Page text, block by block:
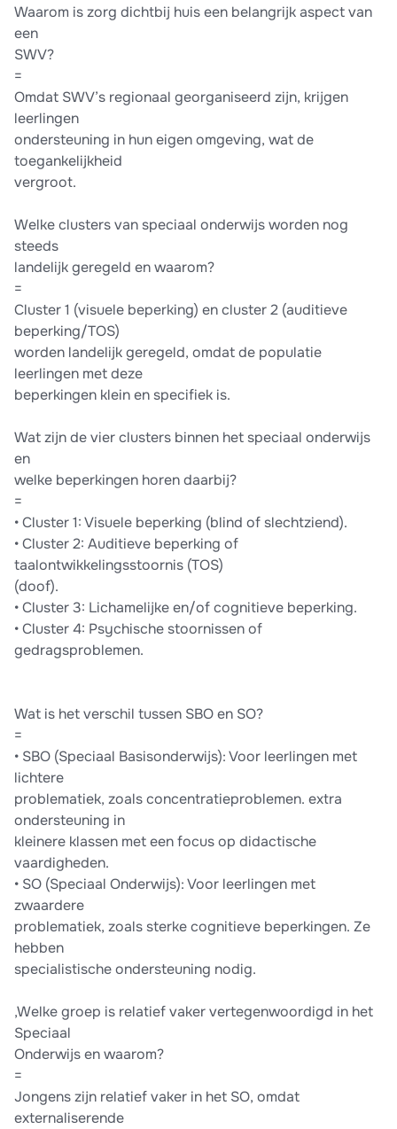
Waarom is zorg dichtbij huis een belangrijk aspect van
een
SWV?
=
Omdat SWV’s regionaal georganiseerd zijn, krijgen
leerlingen
ondersteuning in hun eigen omgeving, wat de
toegankelijkheid
vergroot.
Welke clusters van speciaal onderwijs worden nog
steeds
landelijk geregeld en waarom?
=
Cluster 1 (visuele beperking) en cluster 2 (auditieve
beperking/TOS)
worden landelijk geregeld, omdat de populatie
leerlingen met deze
beperkingen klein en specifiek is.
Wat zijn de vier clusters binnen het speciaal onderwijs
en
welke beperkingen horen daarbij?
=
• Cluster 1: Visuele beperking (blind of slechtziend).
• Cluster 2: Auditieve beperking of
taalontwikkelingsstoornis (TOS)
(doof).
• Cluster 3: Lichamelijke en/of cognitieve beperking.
• Cluster 4: Psychische stoornissen of
gedragsproblemen.
Wat is het verschil tussen SBO en SO?
=
• SBO (Speciaal Basisonderwijs): Voor leerlingen met
lichtere
problematiek, zoals concentratieproblemen. extra
ondersteuning in
kleinere klassen met een focus op didactische
vaardigheden.
• SO (Speciaal Onderwijs): Voor leerlingen met
zwaardere
problematiek, zoals sterke cognitieve beperkingen. Ze
hebben
specialistische ondersteuning nodig.
,Welke groep is relatief vaker vertegenwoordigd in het
Speciaal
Onderwijs en waarom?
=
Jongens zijn relatief vaker in het SO, omdat
externaliserende